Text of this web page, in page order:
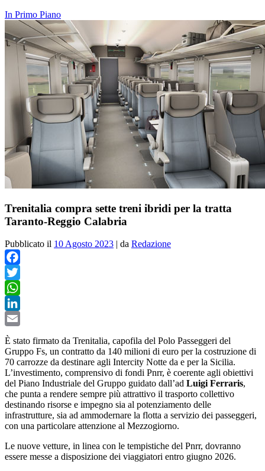
In Primo Piano
Trenitalia compra sette treni ibridi per la tratta
Taranto-Reggio Calabria
Pubblicato il 10 Agosto 2023 | da Redazione
Facebook
Twitter
WhatsApp
LinkedIn
Email
È stato firmato da Trenitalia, capofila del Polo Passeggeri del
Gruppo Fs, un contratto da 140 milioni di euro per la costruzione di
70 carrozze da destinare agli Intercity Notte da e per la Sicilia.
L’investimento, comprensivo di fondi Pnrr, è coerente agli obiettivi
del Piano Industriale del Gruppo guidato dall’ad Luigi Ferraris,
che punta a rendere sempre più attrattivo il trasporto collettivo
destinando risorse e impegno sia al potenziamento delle
infrastrutture, sia ad ammodernare la flotta a servizio dei passeggeri,
con una particolare attenzione al Mezzogiorno.
Le nuove vetture, in linea con le tempistiche del Pnrr, dovranno
essere messe a disposizione dei viaggiatori entro giugno 2026.